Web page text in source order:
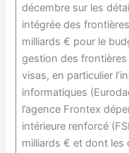
décembre sur les
intégrée des
milliards € pour le
gestion des
visas, en particulier
informatiques
l’agence Frontex
intérieure renforcé
milliards € et dont les